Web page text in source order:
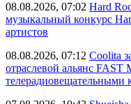
08.08.2026, 07:02 Hard
музыкальный конкурс
артистов
08.08.2026, 07:12 Coolita
отраслевой альянс
телерадиовещательными